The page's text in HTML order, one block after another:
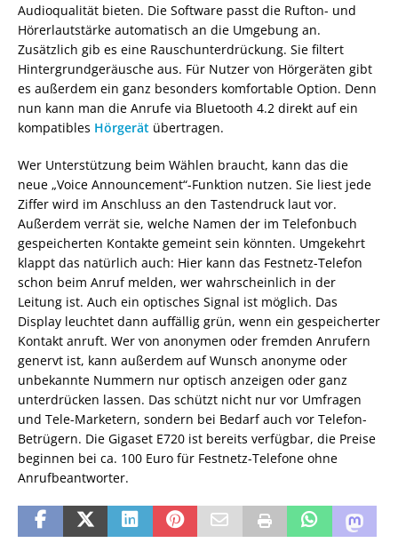
Audioqualität bieten. Die Software passt die Rufton- und
Hörerlautstärke automatisch an die Umgebung an.
Zusätzlich gib es eine Rauschunterdrückung. Sie filtert
Hintergrundgeräusche aus. Für Nutzer von Hörgeräten gibt
es außerdem ein ganz besonders komfortable Option. Denn
nun kann man die Anrufe via Bluetooth 4.2 direkt auf ein
kompatibles Hörgerät übertragen.
Wer Unterstützung beim Wählen braucht, kann das die
neue „Voice Announcement“-Funktion nutzen. Sie liest jede
Ziffer wird im Anschluss an den Tastendruck laut vor.
Außerdem verrät sie, welche Namen der im Telefonbuch
gespeicherten Kontakte gemeint sein könnten. Umgekehrt
klappt das natürlich auch: Hier kann das Festnetz-Telefon
schon beim Anruf melden, wer wahrscheinlich in der
Leitung ist. Auch ein optisches Signal ist möglich. Das
Display leuchtet dann auffällig grün, wenn ein gespeicherter
Kontakt anruft. Wer von anonymen oder fremden Anrufern
genervt ist, kann außerdem auf Wunsch anonyme oder
unbekannte Nummern nur optisch anzeigen oder ganz
unterdrücken lassen. Das schützt nicht nur vor Umfragen
und Tele-Marketern, sondern bei Bedarf auch vor Telefon-
Betrügern. Die Gigaset E720 ist bereits verfügbar, die Preise
beginnen bei ca. 100 Euro für Festnetz-Telefone ohne
Anrufbeantworter.